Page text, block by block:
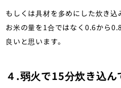
もしくは具材を多めにした炊き込
お米の量を1合ではなく0.6から
良いと思います。
４.弱火で15分炊き込ん